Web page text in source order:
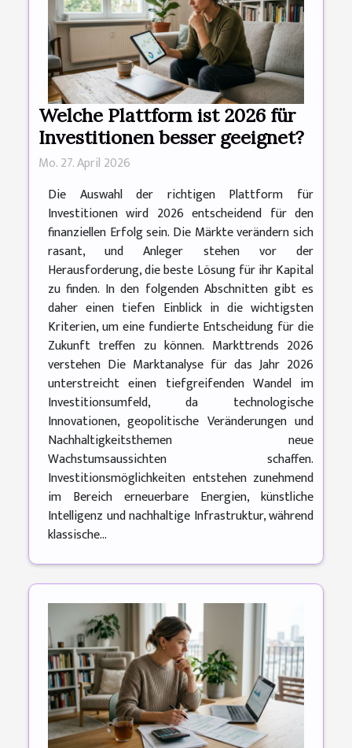
Welche Plattform ist 2026 für
Investitionen besser geeignet?
Mo. 27. April 2026
Die Auswahl der richtigen Plattform für
Investitionen wird 2026 entscheidend für den
finanziellen Erfolg sein. Die Märkte verändern sich
rasant, und Anleger stehen vor der
Herausforderung, die beste Lösung für ihr Kapital
zu finden. In den folgenden Abschnitten gibt es
daher einen tiefen Einblick in die wichtigsten
Kriterien, um eine fundierte Entscheidung für die
Zukunft treffen zu können. Markttrends 2026
verstehen Die Marktanalyse für das Jahr 2026
unterstreicht einen tiefgreifenden Wandel im
Investitionsumfeld, da technologische
Innovationen, geopolitische Veränderungen und
Nachhaltigkeitsthemen neue
Wachstumsaussichten schaffen.
Investitionsmöglichkeiten entstehen zunehmend
im Bereich erneuerbare Energien, künstliche
Intelligenz und nachhaltige Infrastruktur, während
klassische...